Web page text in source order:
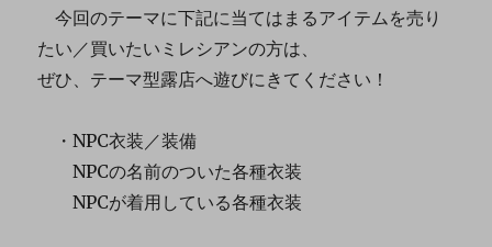
今回のテーマに下記に当てはまるアイテムを売り
たい／買いたいミレシアンの方は、
ぜひ、テーマ型露店へ遊びにきてください！
・NPC衣装／装備
NPCの名前のついた各種衣装
NPCが着用している各種衣装